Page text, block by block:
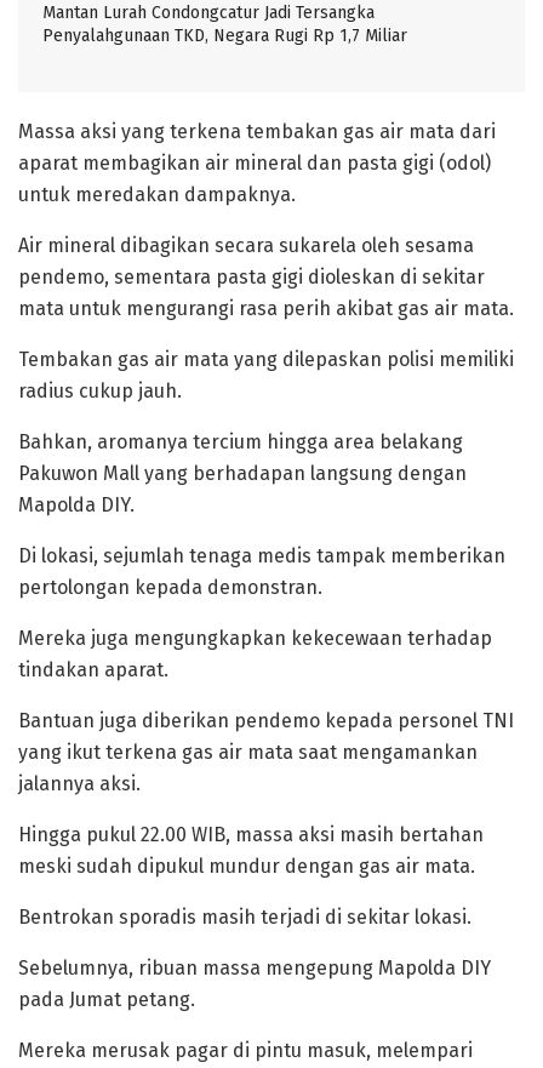
Mantan Lurah Condongcatur Jadi Tersangka
Penyalahgunaan TKD, Negara Rugi Rp 1,7 Miliar
Massa aksi yang terkena tembakan gas air mata dari
aparat membagikan air mineral dan pasta gigi (odol)
untuk meredakan dampaknya.
Air mineral dibagikan secara sukarela oleh sesama
pendemo, sementara pasta gigi dioleskan di sekitar
mata untuk mengurangi rasa perih akibat gas air mata.
Tembakan gas air mata yang dilepaskan polisi memiliki
radius cukup jauh.
Bahkan, aromanya tercium hingga area belakang
Pakuwon Mall yang berhadapan langsung dengan
Mapolda DIY.
Di lokasi, sejumlah tenaga medis tampak memberikan
pertolongan kepada demonstran.
Mereka juga mengungkapkan kekecewaan terhadap
tindakan aparat.
Bantuan juga diberikan pendemo kepada personel TNI
yang ikut terkena gas air mata saat mengamankan
jalannya aksi.
Hingga pukul 22.00 WIB, massa aksi masih bertahan
meski sudah dipukul mundur dengan gas air mata.
Bentrokan sporadis masih terjadi di sekitar lokasi.
Sebelumnya, ribuan massa mengepung Mapolda DIY
pada Jumat petang.
Mereka merusak pagar di pintu masuk, melempari